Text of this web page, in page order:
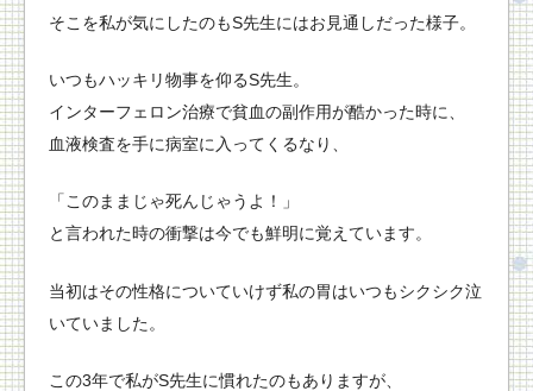
そこを私が気にしたのもS先生にはお見通しだった様子。
いつもハッキリ物事を仰るS先生。
インターフェロン治療で貧血の副作用が酷かった時に、
血液検査を手に病室に入ってくるなり、
「このままじゃ死んじゃうよ！」
と言われた時の衝撃は今でも鮮明に覚えています。
当初はその性格についていけず私の胃はいつもシクシク泣
いていました。
この3年で私がS先生に慣れたのもありますが、